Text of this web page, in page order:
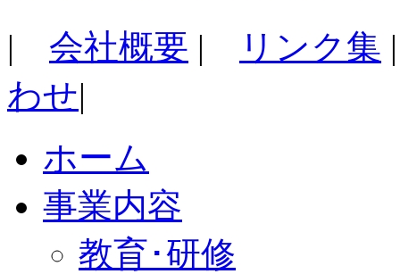
| 会社概要 | リンク集
わせ|
ホーム
事業内容
教育･研修